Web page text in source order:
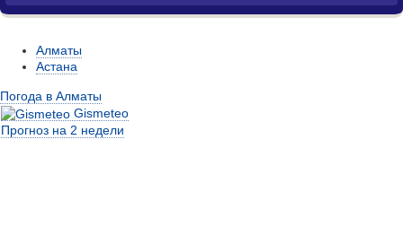
Алматы
Астана
Погода в Алматы
Gismeteo
Прогноз на 2 недели